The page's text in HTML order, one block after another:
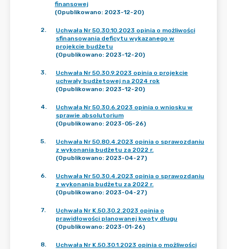
finansowej
(Opublikowano: 2023-12-20)
2.
Uchwała Nr 50.30.10.2023 opinia o możliwości
sfinansowania deficytu wykazanego w
projekcie budżetu
(Opublikowano: 2023-12-20)
3.
Uchwała Nr 50.30.9.2023 opinia o projekcie
uchwały budżetowej na 2024 rok
(Opublikowano: 2023-12-20)
4.
Uchwała Nr 50.30.6.2023 opinia o wniosku w
sprawie absolutorium
(Opublikowano: 2023-05-26)
5.
Uchwała Nr 50.80.4.2023 opinia o sprawozdaniu
z wykonania budżetu za 2022 r.
(Opublikowano: 2023-04-27)
6.
Uchwała Nr 50.30.4.2023 opinia o sprawozdaniu
z wykonania budżetu za 2022 r.
(Opublikowano: 2023-04-27)
7.
Uchwała Nr K.50.30.2.2023 opinia o
prawidłowości planowanej kwoty długu
(Opublikowano: 2023-01-26)
8.
Uchwała Nr K.50.30.1.2023 opinia o możliwości